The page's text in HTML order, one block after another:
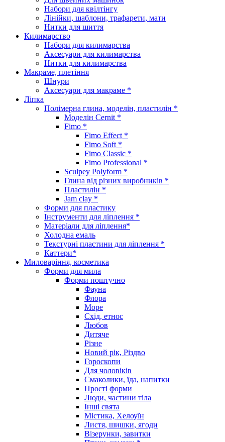
Набори для квілтінгу
Лінійки, шаблони, трафарети, мати
Нитки для шиття
Килимарство
Набори для килимарства
Аксесуари для килимарства
Нитки для килимарства
Макраме, плетіння
Шнури
Аксесуари для макраме *
Ліпка
Полімерна глина, моделін, пластилін *
Моделін Cernit *
Fimo *
Fimo Effect *
Fimo Soft *
Fimo Classic *
Fimo Professional *
Sculpey Polyform *
Глина від різних виробників *
Пластилін *
Jam clay *
Форми для пластику
Інструменти для ліплення *
Матеріали для ліплення*
Холодна емаль
Текстурні пластини для ліплення *
Каттери*
Миловаріння, косметика
Форми для мила
Форми поштучно
Фауна
Флора
Море
Схід, етнос
Любов
Дитяче
Різне
Новий рік, Різдво
Гороскопи
Для чоловіків
Смаколики, їда, напитки
Прості форми
Люди, частини тіла
Інші свята
Містика, Хелоуїн
Листя, шишки, ягоди
Візерунки, завитки